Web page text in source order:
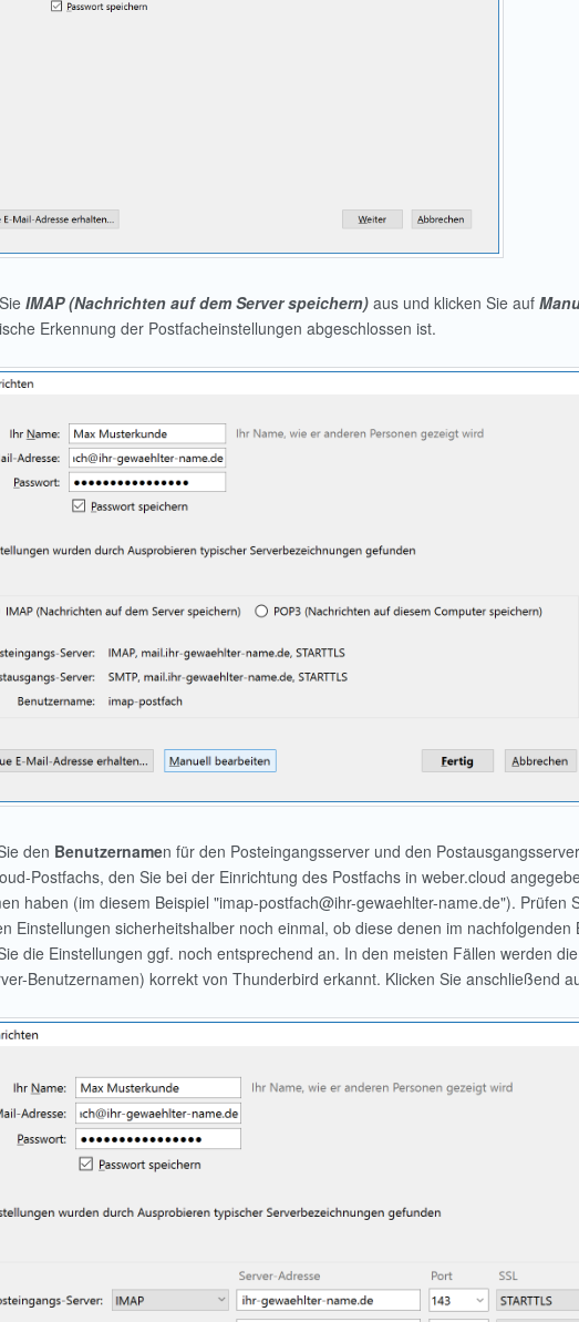
IMAP (Nachrichten auf dem Server speichern) aus und klicken Sie auf
Erkennung der Postfacheinstellungen abgeschlossen ist.
den Benutzernamen für den Posteingangsserver und den
Postfachs, den Sie bei der Einrichtung des Postfachs in weber.cloud
haben (im diesem Beispiel "imap-postfach@ihr-gewaehlter-name.de"). Prüfen
Einstellungen sicherheitshalber noch einmal, ob diese denen im
die Einstellungen ggf. noch entsprechend an. In den meisten Fällen werden
Benutzernamen) korrekt von Thunderbird erkannt. Klicken Sie anschließend